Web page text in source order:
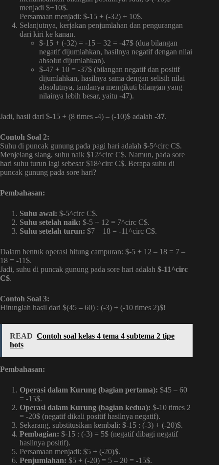
menjadi $+10$.
Persamaan menjadi: $-15 + (-32) + 10$.
Selanjutnya, kerjakan penjumlahan dan pengurangan
dari kiri ke kanan.
$-15 + (-32) = -15 – 32 = -47$ (dua bilangan
negatif dijumlahkan, hasilnya negatif dengan nilai
absolut dijumlahkan).
$-47 + 10 = -37$ (bilangan negatif dan positif
dijumlahkan, hasilnya sama dengan selisih nilai
absolutnya, tandanya mengikuti bilangan yang
nilainya lebih besar, yaitu -47).
Jadi, hasil dari $-15 + (8 times -4) – (-10)$ adalah -37.
Contoh Soal 2:
Suhu di puncak gunung pada pagi hari adalah $-5^circ C$.
Menjelang siang, suhu naik $12^circ C$. Namun, pada sore
hari suhu turun lagi sebesar $18^circ C$. Berapa suhu di
puncak gunung pada sore hari?
Pembahasan:
Suhu awal: $-5^circ C$.
Suhu setelah naik: $-5 + 12 = 7^circ C$.
Suhu setelah turun: $7 – 18 = -11^circ C$.
Dalam bentuk operasi hitung campuran: $-5 + 12 – 18 = 7 –
18 = -11$.
Jadi, suhu di puncak gunung pada sore hari adalah $-11^circ
C$.
Contoh Soal 3:
Hitunglah hasil dari $(45 – 60) : (-3) + (-10 times 2)$!
READ Contoh soal kelas 4 tema 4 subtema 2 tipe
hots
Pembahasan:
Operasi dalam Kurung (bagian pertama): $45 – 60
= -15$.
Operasi dalam Kurung (bagian kedua): $-10 times 2
= -20$ (negatif dikali positif hasilnya negatif).
Sekarang, substitusikan kembali: $-15 : (-3) + (-20)$.
Pembagian: $-15 : (-3) = 5$ (negatif dibagi negatif
hasilnya positif).
Persamaan menjadi: $5 + (-20)$.
Penjumlahan: $5 + (-20) = 5 – 20 = -15$.